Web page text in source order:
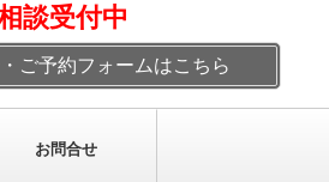
談受付中
ご予約フォームはこちら
お問合せ